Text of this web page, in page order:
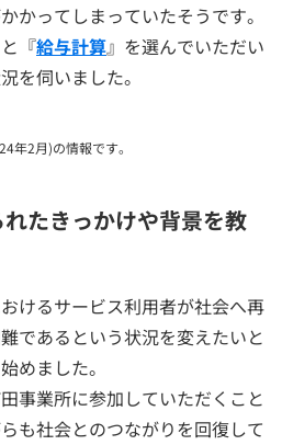
かってしまっていたそうです。
『給与計算』を選んでいただい
を伺いました。
年2月)の情報です。
たきっかけや背景を教
けるサービス利用者が社会へ再
であるという状況を変えたいと
めました。
事業所に参加していただくこと
も社会とのつながりを回復して